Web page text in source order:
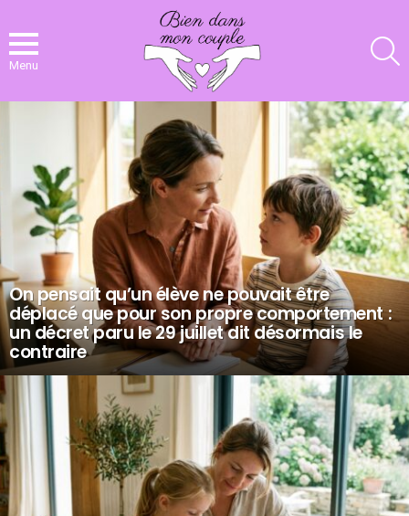
Menu
On pensait qu’un élève ne pouvait être
déplacé que pour son propre comportement :
un décret paru le 29 juillet dit désormais le
contraire